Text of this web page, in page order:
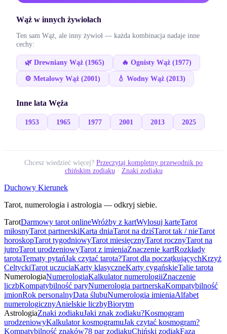
Wąż w innych żywiołach
Ten sam Wąż , ale inny żywioł — każda kombinacja nadaje inne
cechy:
🌿 Drewniany Wąż (1965) 🔥 Ognisty Wąż (1977)
⚙️ Metalowy Wąż (2001) 💧 Wodny Wąż (2013)
Inne lata Węża
1953 1965 1977 2001 2013 2025
Chcesz wiedzieć więcej? Przeczytaj kompletny przewodnik po
chińskim zodiaku · Znaki zodiaku
Duchowy Kierunek
Tarot, numerologia i astrologia — odkryj siebie.
TarotDarmowy tarot onlineWróżby z kartWylosuj kartęTarot
miłosnyTarot partnerskiKarta dniaTarot na dziśTarot tak / nieTarot
horoskopTarot tygodniowyTarot miesięcznyTarot rocznyTarot na
jutroTarot urodzeniowyTarot z imieniaZnaczenie kartRozkłady
tarotaTematy pytańJak czytać tarota?Tarot dla początkującychKrzyż
CeltyckiTarot uczuciaKarty klasyczneKarty cygańskieTalie tarota
NumerologiaNumerologiaKalkulator numerologiiZnaczenie
liczbKompatybilność paryNumerologia partnerskaKompatybilność
imionRok personalnyData ślubuNumerologia imieniaAlfabet
numerologicznyAnielskie liczbyBiorytm
AstrologiaZnaki zodiakuJaki znak zodiaku?Kosmogram
urodzeniowyKalkulator kosmogramuJak czytać kosmogram?
Kompatybilność znaków78 par zodiakuChiński zodiakFaza